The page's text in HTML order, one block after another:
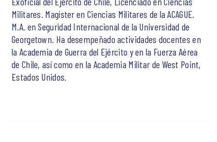
Militares. Magíster en Ciencias Militares de la ACAGUE.
M.A. en Seguridad Internacional de la Universidad de
Georgetown. Ha desempeñado actividades docentes en
la Academia de Guerra del Ejército y en la Fuerza Aérea
de Chile, así como en la Academia Militar de West Point,
Estados Unidos.